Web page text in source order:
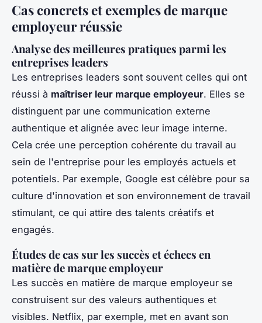
Cas concrets et exemples de marque
employeur réussie
Analyse des meilleures pratiques parmi les
entreprises leaders
Les entreprises leaders sont souvent celles qui ont
réussi à maîtriser leur marque employeur. Elles se
distinguent par une communication externe
authentique et alignée avec leur image interne.
Cela crée une perception cohérente du travail au
sein de l'entreprise pour les employés actuels et
potentiels. Par exemple, Google est célèbre pour sa
culture d'innovation et son environnement de travail
stimulant, ce qui attire des talents créatifs et
engagés.
Études de cas sur les succès et échecs en
matière de marque employeur
Les succès en matière de marque employeur se
construisent sur des valeurs authentiques et
visibles. Netflix, par exemple, met en avant son